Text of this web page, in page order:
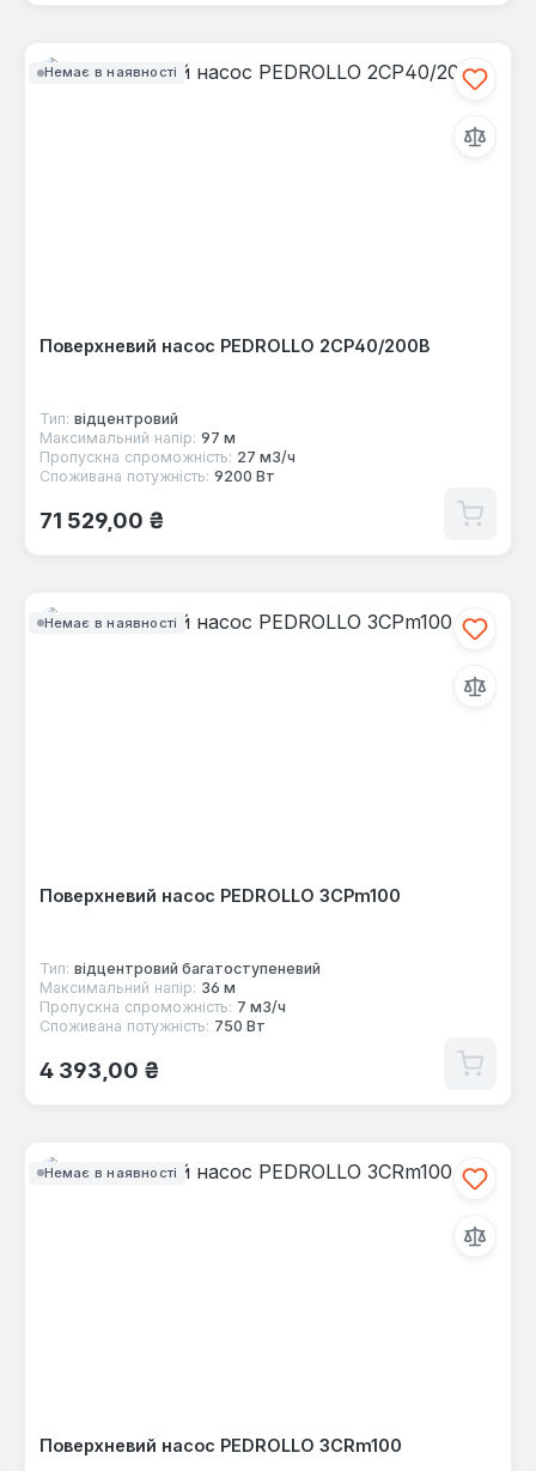
Немає в наявності
Поверхневий насос PEDROLLO 2CP40/200B
Тип: відцентровий
Максимальний напір: 97 м
Пропускна спроможність: 27 м3/ч
Споживана потужність: 9200 Вт
Звичайна ціна:
71 529,00 ₴
Немає в наявності
Поверхневий насос PEDROLLO 3CPm100
Тип: відцентровий багатоступеневий
Максимальний напір: 36 м
Пропускна спроможність: 7 м3/ч
Споживана потужність: 750 Вт
Звичайна ціна:
4 393,00 ₴
Немає в наявності
Поверхневий насос PEDROLLO 3CRm100